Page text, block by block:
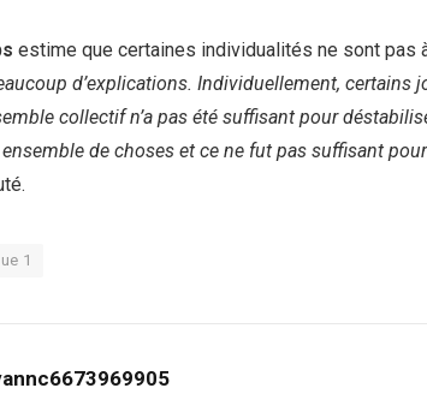
estime que certaines individualités ne sont pas
d’explications. Individuellement, certains
collectif n’a pas été suffisant pour
ensemble de choses et ce ne fut pas suffisant
1